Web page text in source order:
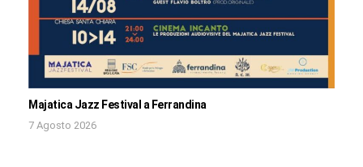
Majatica Jazz Festival a Ferrandina
7 Agosto 2026